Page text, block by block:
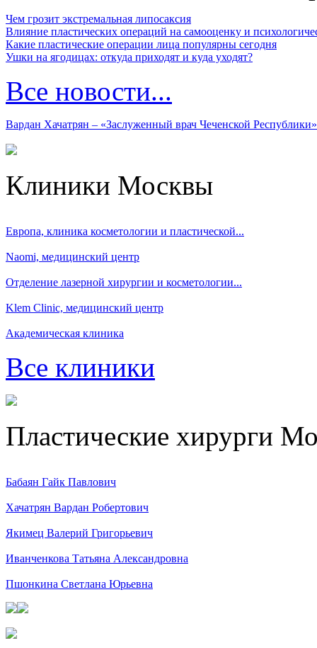
Чем грозит экстремальная липосаксия
Влияние пластических операций на самооценку и
Какие пластические операции лица популярны сегодня
Ушки на ягодицах: откуда приходят и куда уходят?
Все новости...
Вардан Хачатрян – «Заслуженный врач Чеченской Республики»
Клиники Москвы
Европа, клиника косметологии и пластической...
Naomi, медицинский центр
Отделение лазерной хирургии и косметологии...
Klem Clinic, медицинский центр
Академическая клиника
Все клиники
Пластические хирурги
Бабаян Гайк Павлович
Хачатрян Вардан Робертович
Якимец Валерий Григорьевич
Иванченкова Татьяна Александровна
Пшонкина Светлана Юрьевна